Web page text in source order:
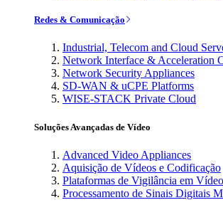
Redes & Comunicação
Industrial, Telecom and Cloud
Network Interface & Acceleration
Network Security Appliances
SD-WAN & uCPE Platforms
WISE-STACK Private Cloud
Soluções Avançadas de Vídeo
Advanced Video Appliances
Aquisição de Vídeos e Codificação
Plataformas de Vigilância em Vídeo
Processamento de Sinais Digitais